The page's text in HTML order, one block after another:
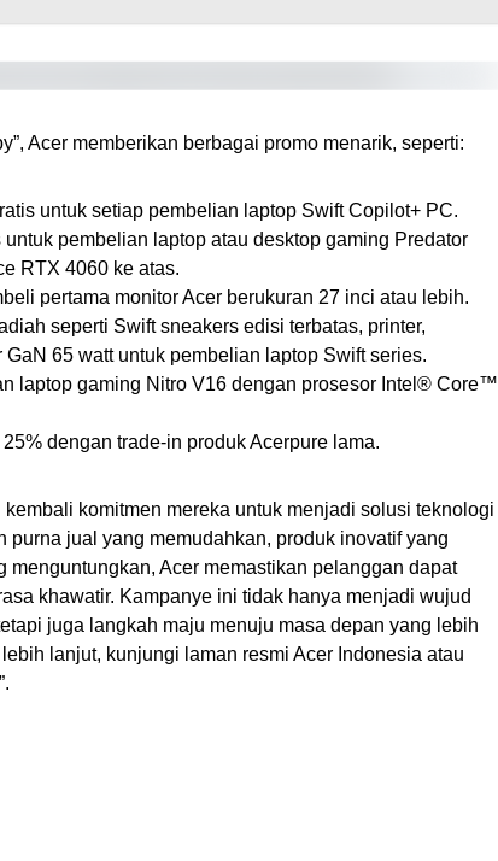
Acer memberikan berbagai promo menarik, seperti:
untuk setiap pembelian laptop Swift Copilot+ PC.
pembelian laptop atau desktop gaming Predator
RTX 4060 ke atas.
pertama monitor Acer berukuran 27 inci atau lebih.
seperti Swift sneakers edisi terbatas, printer,
65 watt untuk pembelian laptop Swift series.
laptop gaming Nitro V16 dengan prosesor Intel® Core™
dengan trade-in produk Acerpure lama.
komitmen mereka untuk menjadi solusi teknologi
jual yang memudahkan, produk inovatif yang
menguntungkan, Acer memastikan pelanggan dapat
khawatir. Kampanye ini tidak hanya menjadi wujud
juga langkah maju menuju masa depan yang lebih
lanjut, kunjungi laman resmi Acer Indonesia atau